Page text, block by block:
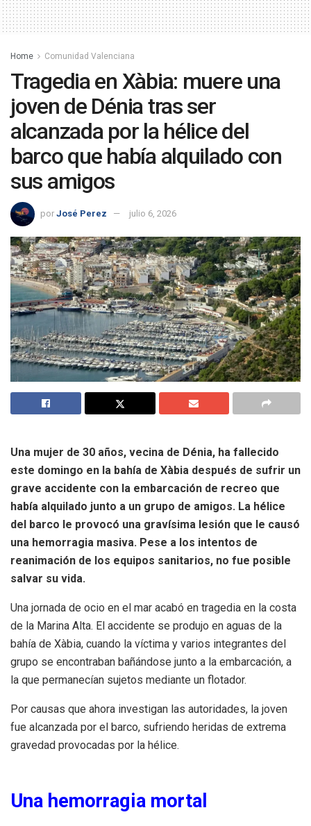
Home Comunidad Valenciana
Tragedia en Xàbia: muere una
joven de Dénia tras ser
alcanzada por la hélice del
barco que había alquilado con
sus amigos
por José Perez julio 6, 2026
Una mujer de 30 años, vecina de Dénia, ha fallecido
este domingo en la bahía de Xàbia después de sufrir un
grave accidente con la embarcación de recreo que
había alquilado junto a un grupo de amigos. La hélice
del barco le provocó una gravísima lesión que le causó
una hemorragia masiva. Pese a los intentos de
reanimación de los equipos sanitarios, no fue posible
salvar su vida.
Una jornada de ocio en el mar acabó en tragedia en la costa
de la Marina Alta. El accidente se produjo en aguas de la
bahía de Xàbia, cuando la víctima y varios integrantes del
grupo se encontraban bañándose junto a la embarcación, a
la que permanecían sujetos mediante un flotador.
Por causas que ahora investigan las autoridades, la joven
fue alcanzada por el barco, sufriendo heridas de extrema
gravedad provocadas por la hélice.
Una hemorragia mortal